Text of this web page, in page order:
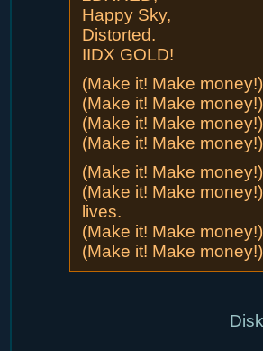
Happy Sky,
Distorted.
IIDX GOLD!
(Make it! Make
(Make it! Make
(Make it! Make
(Make it! Make
(Make it! Make
(Make it! Make
lives.
(Make it! Make
(Make it! Make